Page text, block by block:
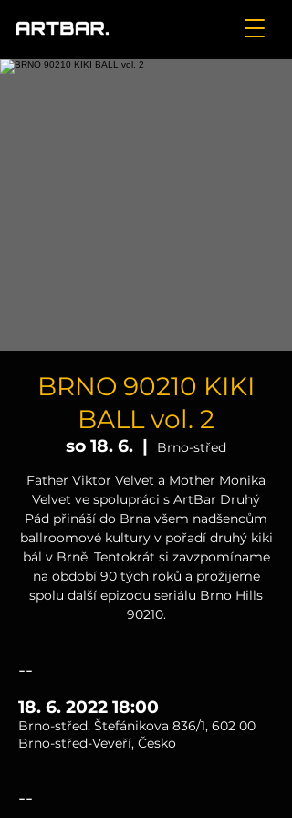
BRNO 90210 KIKI
BALL vol. 2
so 18. 6.
  |
Brno-střed
Father Viktor Velvet a Mother Monika
Velvet ve spolupráci s ArtBar Druhý
Pád přináší do Brna všem nadšencům
ballroomové kultury v pořadí druhý kiki
bál v Brně. Tentokrát si zavzpomíname
na období 90 tých roků a prožijeme
spolu další epizodu seriálu Brno Hills
90210.
--
18. 6. 2022 18:00
Brno-střed, Štefánikova 836/1, 602 00
Brno-střed-Veveří, Česko
--